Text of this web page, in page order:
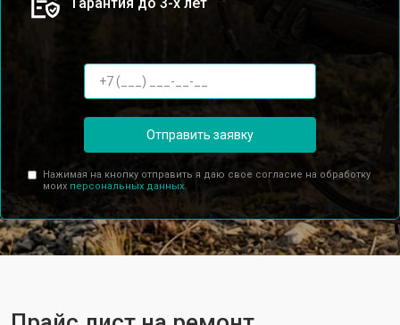
Отправить заявку
Нажимая на кнопку отправить я даю свое согласие на обработку
моих персональных данных.